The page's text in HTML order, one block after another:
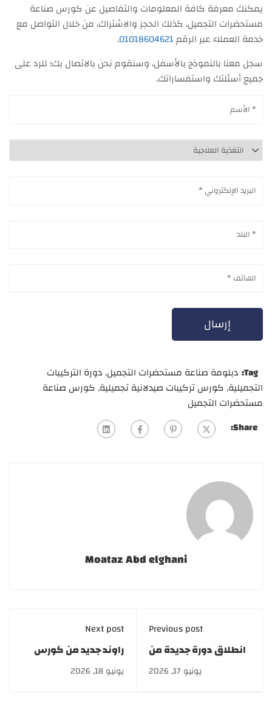
يمكنك معرفة كافة المعلومات والتفاصيل عن كورس صناعة
مستحضرات التجميل، كذلك الحجز والاشتراك، من خلال التواصل مع
خدمة العملاء عبر الرقم01018604621
.
سجل معنا بالنموذج بالأسفل، وسنقوم نحن بالاتصال بك؛ للرد على
جميع أسئلتك واستفساراتك.
Tag: دبلومة صناعة مستحضرات التجميل,دورة التركيبات
التجميلية, كورس تركيبات صيدلانية تجميلية, كورس صناعة
مستحضرات التجميل
Share:
Moataz Abd elghani
Previous post
انطلاق دورة جديدة من
دبلومة العناية بالبشرة
والشعر.. تفاصيل
يونيو 17, 2026
Next post
راوند جديد من كورس
العناية بالبشرة والشعر
| أكاديمية GATE
يونيو 18, 2026